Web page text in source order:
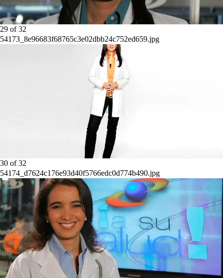
29 of32
54173_8e96683f68765c3e02dbb24c752ed659.jpg
30 of32
54174_d7624c176e93d40f5766edc0d774b490.jpg